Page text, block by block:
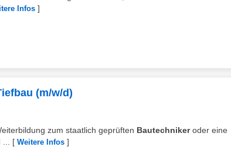
Infos ]
(m/w/d)
zum staatlich geprüften Bautechnikeroder eine
[ Weitere Infos ]